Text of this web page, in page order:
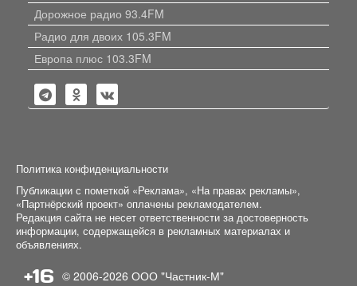
Дорожное радио 93.4FM
Радио для двоих 105.3FM
Европа плюс 103.3FM
Политика конфиденциальности
Публикации с пометкой «Реклама», «На правах рекламы»,
«Партнёрский проект» оплачены рекламодателем.
Редакция сайта не несет ответственности за достоверность
информации, содержащейся в рекламных материалах и
объявлениях.
+16 © 2006-2026 ООО "Частник-М"